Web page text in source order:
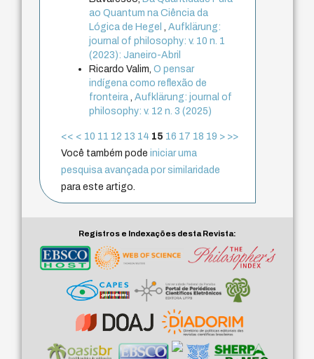
ao Quantum na Ciência da
Lógica de Hegel,Aufklärung:
journal of philosophy: v. 10 n. 1
(2023): Janeiro-Abril
Ricardo Valim,O pensar
indígena como reflexão de
fronteira,Aufklärung: journal of
philosophy: v. 12 n. 3 (2025)
<< < 10 11 12 13 14 15 16 17 18 19 > >>
Você também podeiniciar uma
pesquisa avançada por similaridade
para este artigo.
Registros e Indexações desta Revista: